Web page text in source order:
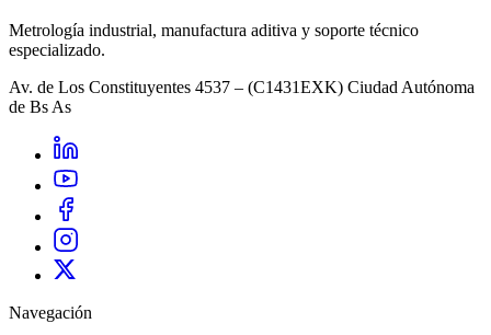
Metrología industrial, manufactura aditiva y soporte técnico
especializado.
Av. de Los Constituyentes 4537 – (C1431EXK) Ciudad Autónoma
de Bs As
Navegación